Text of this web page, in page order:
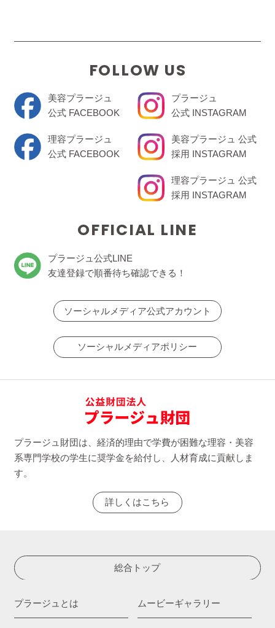
FOLLOW US
美容プラージュ
公式 FACEBOOK
理容プラージュ
公式 FACEBOOK
プラージュ
公式 INSTAGRAM
美容プラージュ 公式
採用 INSTAGRAM
理容プラージュ 公式
採用 INSTAGRAM
OFFICIAL LINE
プラージュ公式LINE
友達登録で順番待ち確認できる！
ソーシャルメディア公式アカウント
ソーシャルメディアポリシー
プラージュ財団は、経済的理由で学費が困難な理容・美容
系専門学校の学生に奨学金を給付し、人材育成に貢献しま
す。
詳しくはこちら
総合トップ
プラージュとは ムービーギャラリー